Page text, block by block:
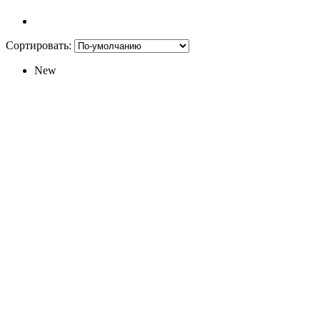
Сортировать:
New